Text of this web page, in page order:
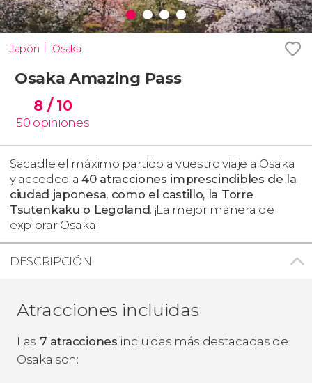
Japón Osaka
Osaka Amazing Pass
8 / 10
50 opiniones
Sacadle el máximo partido a vuestro viaje a Osaka
y acceded a40 atracciones imprescindibles de la
ciudad japonesa, como el castillo, la Torre
Tsutenkaku o Legoland. ¡La mejor manera de
explorar Osaka!
DESCRIPCIÓN
Atracciones incluidas
Las 7 atracciones incluidas más destacadas de
Osaka son: